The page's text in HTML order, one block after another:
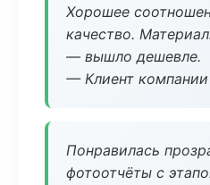
Хорошее
качество.
— вышло дешевле.
— Клиент компании
Понравилась
фотоотчёты с